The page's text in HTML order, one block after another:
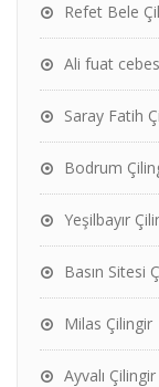
Refet Bele
Ali fuat
Saray Fatih
Bodrum
Yeşilbayır
Basın Sitesi
Milas Çilingir
Ayvalı Çilingir